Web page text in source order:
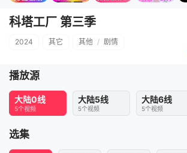
科塔工厂 第三季
2024 其它 其他 / 剧情
播放源
大陆0线
5个视频
大陆5线
5个视频
大陆6线
5个视频
选集